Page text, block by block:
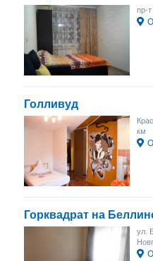
пр-т
Голливуд
км
Горквадрат на
ул.